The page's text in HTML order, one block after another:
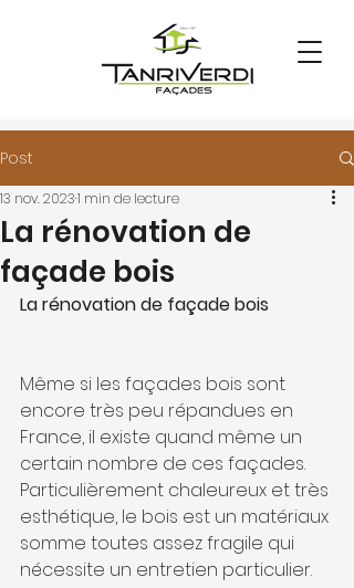
Post
La rénovation de
façade bois
13 nov. 20231 min de lecture
La rénovation de façade bois
Même si les façades bois sont
encore très peu répandues en
France, il existe quand même un
certain nombre de ces façades.
Particulièrement chaleureux et très
esthétique, le bois est un matériaux
somme toutes assez fragile qui
nécessite un entretien particulier.